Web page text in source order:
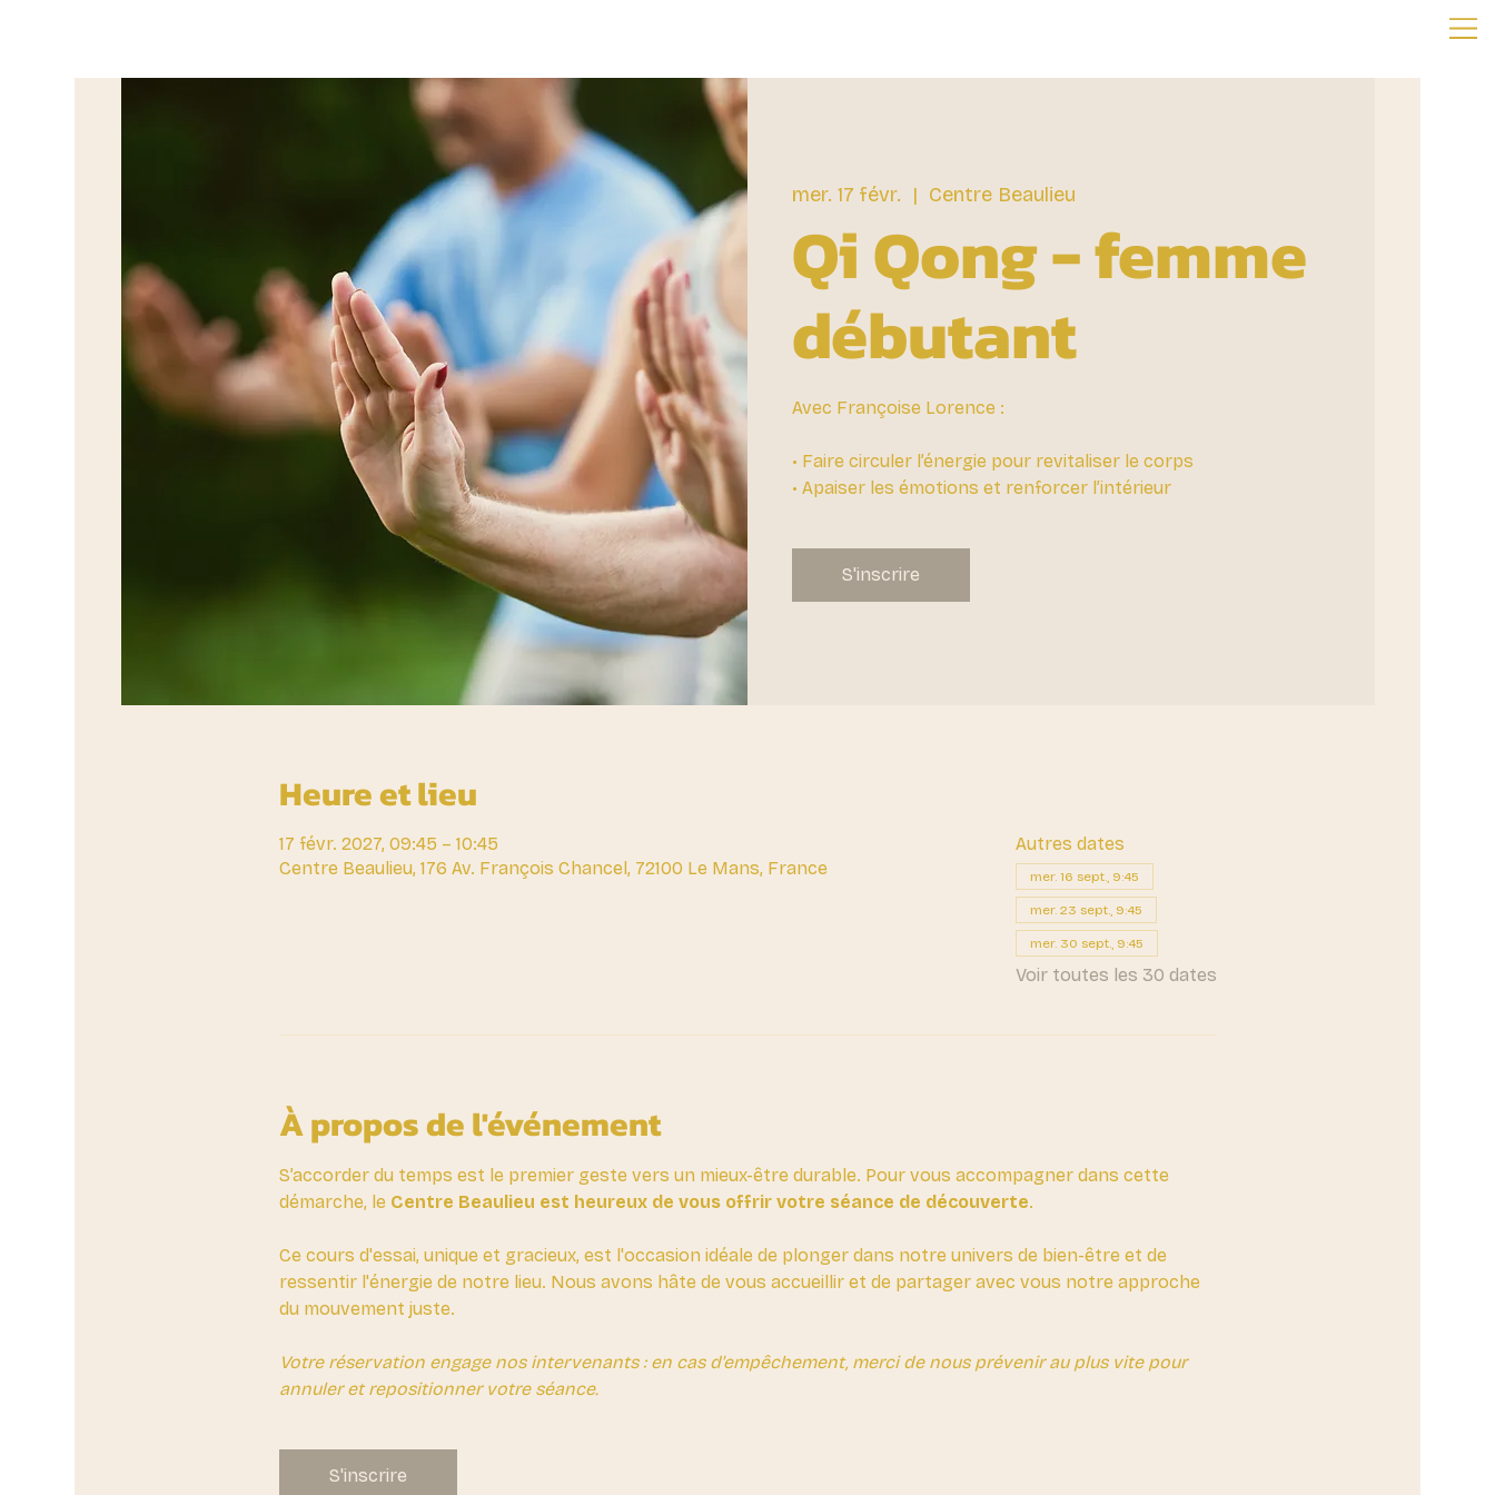
mer. 17 févr.
  |
Centre Beaulieu
Qi Qong - femme
débutant
Avec Françoise Lorence :
• Faire circuler l’énergie pour revitaliser le corps
• Apaiser les émotions et renforcer l’intérieur
S'inscrire
Heure et lieu
17 févr. 2027, 09:45 – 10:45
Centre Beaulieu, 176 Av. François Chancel, 72100 Le Mans, France
Autres dates
mer. 16 sept., 9:45
mer. 23 sept., 9:45
mer. 30 sept., 9:45
Voir toutes les 30 dates
À propos de l'événement
S’accorder du temps est le premier geste vers un mieux-être durable. Pour vous accompagner dans cette
démarche, le Centre Beaulieu est heureux de vous offrir votre séance de découverte.
Ce cours d'essai, unique et gracieux, est l'occasion idéale de plonger dans notre univers de bien-être et de
ressentir l'énergie de notre lieu. Nous avons hâte de vous accueillir et de partager avec vous notre approche
du mouvement juste.
Votre réservation engage nos intervenants : en cas d'empêchement, merci de nous prévenir au plus vite pour
annuler et repositionner votre séance.
S'inscrire